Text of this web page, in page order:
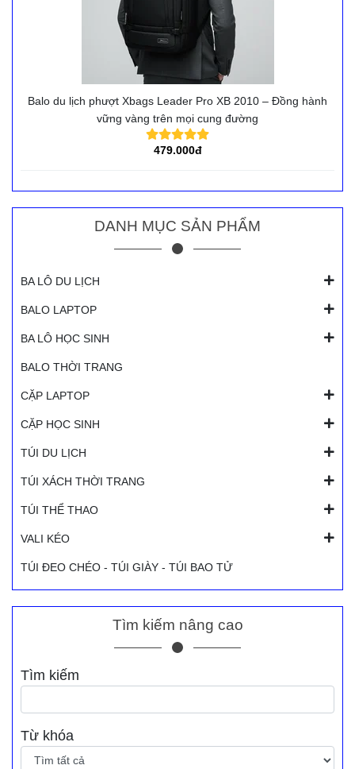
Balo du lịch phượt Xbags Leader Pro XB 2010 – Đồng hành
vững vàng trên mọi cung đường
479.000đ
DANH MỤC SẢN PHẨM
BA LÔ DU LỊCH
BALO LAPTOP
BA LÔ HỌC SINH
BALO THỜI TRANG
CẶP LAPTOP
CẶP HỌC SINH
TÚI DU LỊCH
TÚI XÁCH THỜI TRANG
TÚI THỂ THAO
VALI KÉO
TÚI ĐEO CHÉO - TÚI GIÀY - TÚI BAO TỬ
Tìm kiếm nâng cao
Tìm kiếm
Từ khóa